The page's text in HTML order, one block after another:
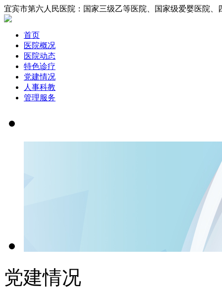
宜宾市第六人民医院：国家三级乙等医院、国家
首页
医院概况
医院动态
特色诊疗
党建情况
人事科教
管理服务
党建情况